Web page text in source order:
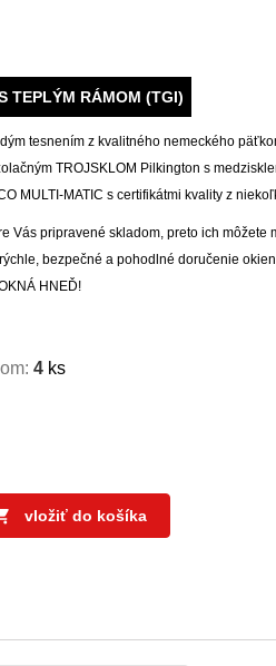
TEPLÝM RÁMOM (TGI)
tesnením z kvalitného nemeckého
TROJSKLOM Pilkington s
MULTI-MATIC s certifikátmi kvality z
Vás pripravené skladom, preto ich môžete
bezpečné a pohodlné doručenie
HNEĎ!
4 ks
vložiť do košíka